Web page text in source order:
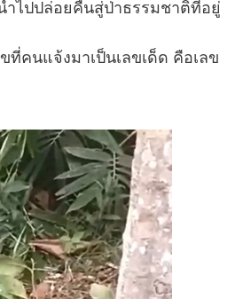
ำไปปล่อยคืนสู่ป่าธรรมชาติที่อยู่
คนแจ้งมาเป็นเลขเด็ด คือเลข